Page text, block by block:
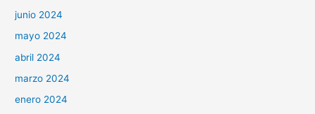
junio 2024
mayo 2024
abril 2024
marzo 2024
enero 2024